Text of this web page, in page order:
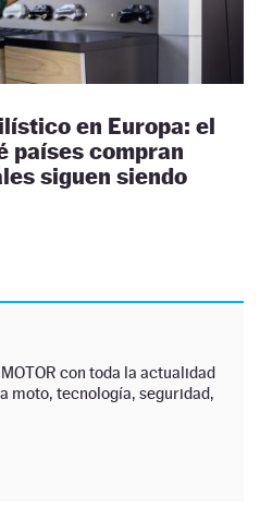
en Europa: el
países compran
siguen siendo
con toda la actualidad
moto, tecnología, seguridad,